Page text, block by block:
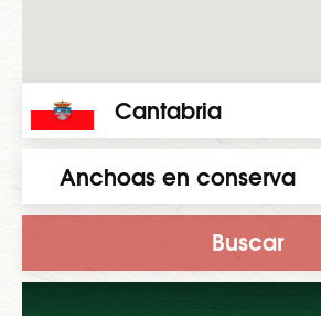
Cantabria
Anchoas en conserva
Buscar